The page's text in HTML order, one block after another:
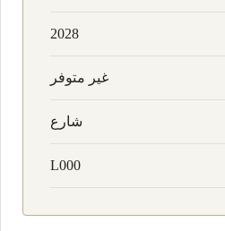
2028
غير متوفر
شارع
L000